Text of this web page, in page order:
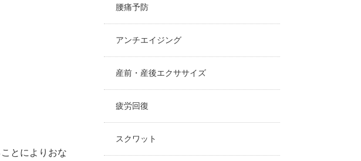
とによりおな
腰痛予防
アンチエイジング
産前・産後エクササイズ
疲労回復
スクワット